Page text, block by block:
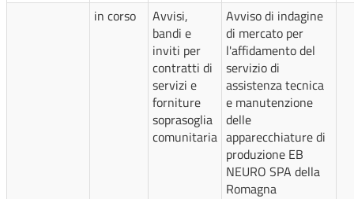
in corso
Avvisi,
bandi e
inviti per
contratti di
servizi e
forniture
soprasoglia
comunitaria
Avviso di indagine
di mercato per
l'affidamento del
servizio di
assistenza tecnica
e manutenzione
delle
apparecchiature di
produzione EB
NEURO SPA della
Romagna